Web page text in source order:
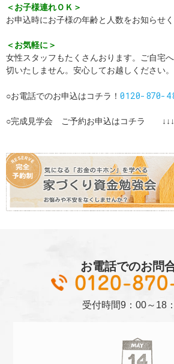
＜お子様連れＯＫ＞
お申込時にお子様の年齢と人数をお知らせく
＜お気軽に＞
女性スタッフもたくさんおります。ご自宅
切いたしません。安心してお越しください。
○お電話でのお申込はコチラ！ 0120-870-
○完成見学会 ご予約お申込はコチラ ↓↓↓
お電話でのお問
受付時間9：00～18